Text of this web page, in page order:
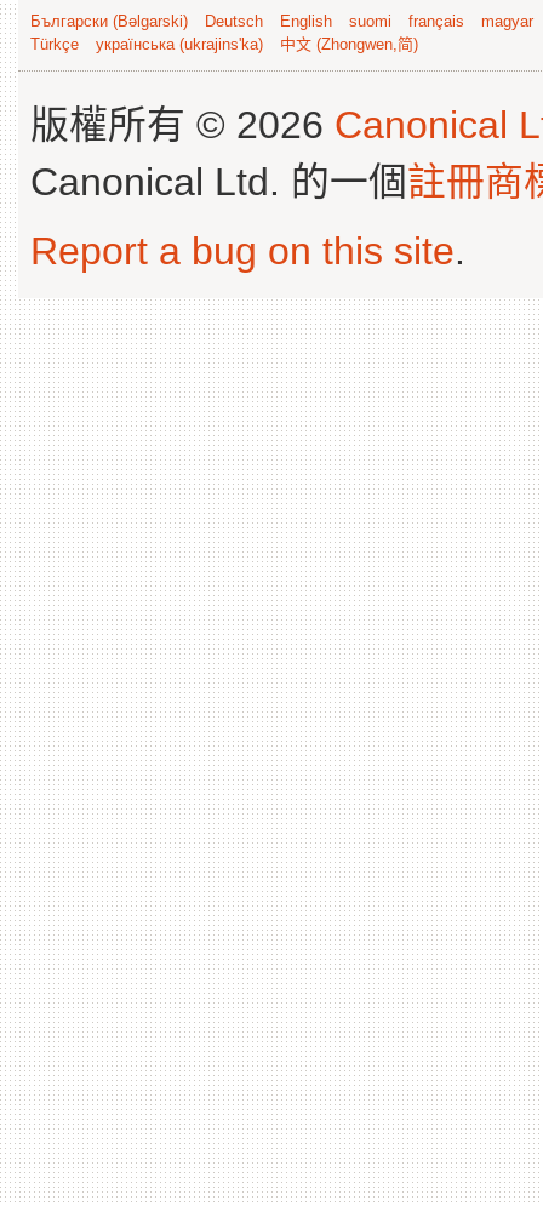
Български (Bəlgarski) Deutsch English suomi français
magyar
Türkçe
українська (ukrajins'ka) 中文 (Zhongwen,简)
版權所有 © 2026 Canonical
Canonical Ltd. 的一個註冊商
Report a bug on this site.